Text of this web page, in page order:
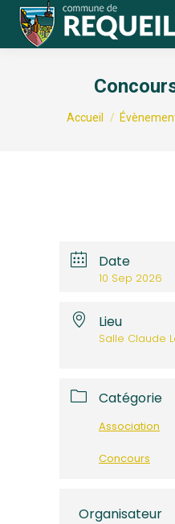
Vous êtes ici :
Accueil
Date
10 Sep 2026
Lieu
Salle Claude
Catégorie
Association
Concours
Organisateur